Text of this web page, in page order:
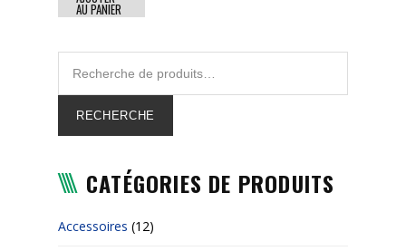
AU PANIER
RECHERCHE
CATÉGORIES DE PRODUITS
Accessoires (12)